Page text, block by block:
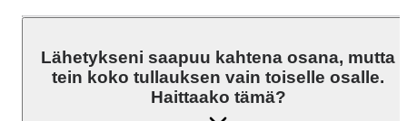
Lähetykseni saapuu kahtena osana, mutta
tein koko tullauksen vain toiselle osalle.
Haittaako tämä?